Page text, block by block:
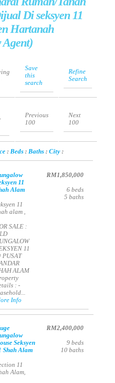
Di seksyen 11
Hartanah
Agent)
Save
this
search
Refine
Search
Previous
100
Next
100
: Beds : Baths : City :
11
Alam
11
alam ,
SALE :
11
PUSAT
ALAM
: -
Info
RM1,850,000
6 beds
5 baths
Seksyen
Shah Alam
11
Alam,
RM2,400,000
9 beds
10 baths